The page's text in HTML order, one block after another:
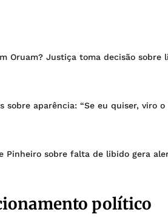
Oruam? Justiça toma decisão sobre
aparência: “Se eu quiser, viro o
Pinheiro sobre falta de libido gera
político